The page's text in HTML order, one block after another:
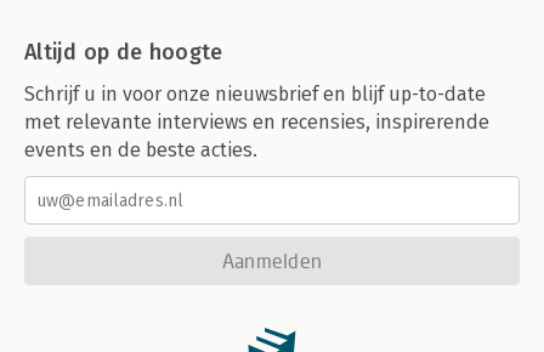
Altijd op de hoogte
Schrijf u in voor onze nieuwsbrief en blijf up-to-date
met relevante interviews en recensies, inspirerende
events en de beste acties.
Aanmelden